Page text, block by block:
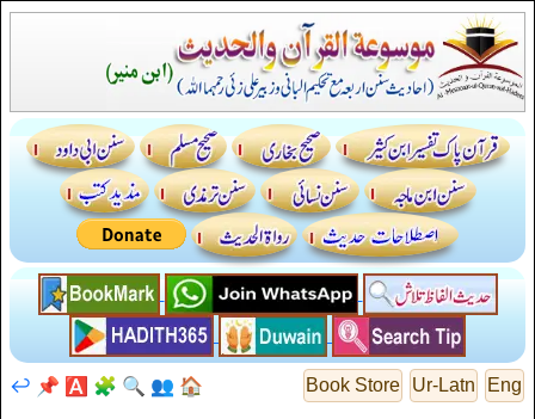
Eng
Ur-Latn
Book Store
🏠
👥
🔍
🧩
🅰️
📌
↩️